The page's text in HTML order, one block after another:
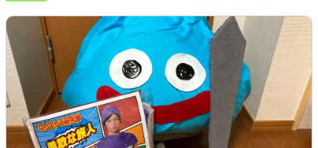
間上に絵を描くことができる。